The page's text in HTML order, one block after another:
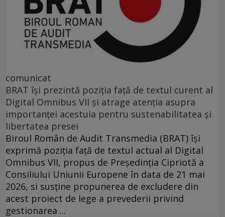
comunicat
BRAT își prezintă poziția față de textul curent al
Digital Omnibus VII și atrage atenția asupra
importanței acestuia pentru sustenabilitatea și
libertatea presei
Biroul Român de Audit Transmedia (BRAT) își
exprimă poziția față de textul actual al Digital
Omnibus VII, propus de Președinția Cipriotă a
Consiliului Uniunii Europene în data de 21 mai
2026, si susține propunerea de excludere din
acest proiect de lege a prevederii privind
gestionarea ...